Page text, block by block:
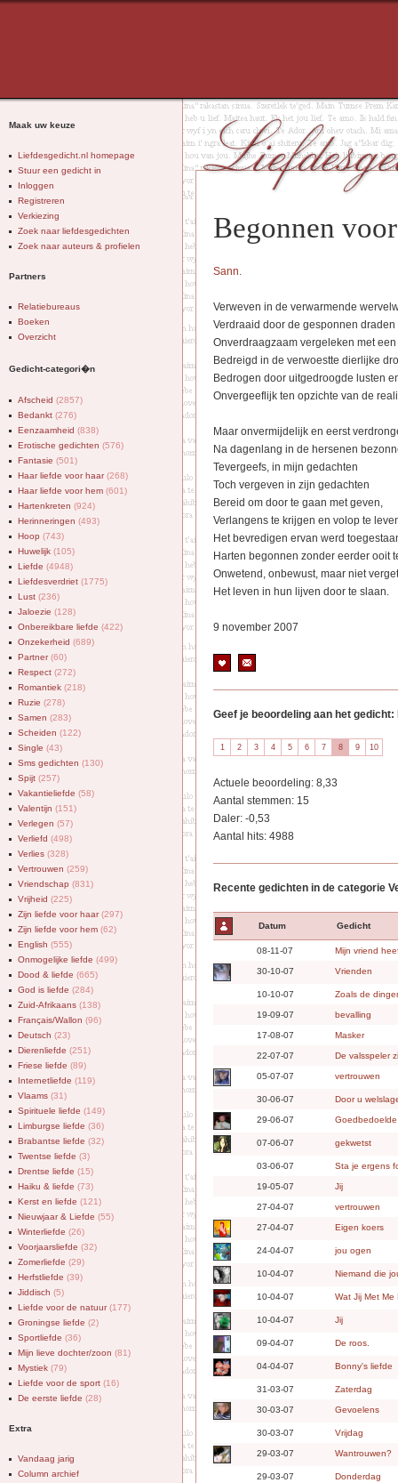
Begonnen
Sann.
Verweven in de verwarmende
Verdraaid door de gesponnen draden
Onverdraagzaam vergeleken met
Bedreigd in de verwoestte dierlijke
Bedrogen door uitgedroogde lusten
Onvergeeflijk ten opzichte van de
Maar onvermijdelijk en eerst
Na dagenlang in de hersenen
Tevergeefs, in mijn gedachten
Toch vergeven in zijn gedachten
Bereid om door te gaan met geven,
Verlangens te krijgen en volop te
Het bevredigen ervan werd
Harten begonnen zonder eerder ooit
Onwetend, onbewust, maar niet
Het leven in hun lijven door te slaan.
9 november 2007
Geef je beoordeling aan het
Actuele beoordeling: 8,33
Aantal stemmen: 15
Daler: -0,53
Aantal hits: 4988
Recente gedichten in de categorie
Datum Gedicht
08-11-07 Mijn vriend
30-10-07 Vrienden
10-10-07 Zoals de
19-09-07 bevalling
17-08-07 Masker
22-07-07 De valsspeler
05-07-07 vertrouwen
30-06-07 Door u
29-06-07
07-06-07 gekwetst
03-06-07 Sta je ergens
19-05-07 Jij
27-04-07 vertrouwen
27-04-07 Eigen koers
24-04-07 jou ogen
10-04-07 Niemand die
10-04-07 Wat Jij Met Me
10-04-07 Jij
09-04-07 De roos.
04-04-07 Bonny's liefde
31-03-07 Zaterdag
30-03-07 Gevoelens
30-03-07 Vrijdag
29-03-07 Wantrouwen?
29-03-07 Donderdag
Maak uw keuze
Liefdesgedicht.nl homepage
Stuur een gedicht in
Inloggen
Registreren
Verkiezing
Zoek naar liefdesgedichten
Zoek naar auteurs & profielen
Partners
Relatiebureaus
Boeken
Overzicht
Gedicht-categori�n
Afscheid (2857)
Bedankt (276)
Eenzaamheid (838)
Erotische gedichten (576)
Fantasie (501)
Haar liefde voor haar(268)
Haar liefde voor hem (601)
Hartenkreten (924)
Herinneringen (493)
Hoop (743)
Huwelijk (105)
Liefde (4948)
Liefdesverdriet (1775)
Lust (236)
Jaloezie (128)
Onbereikbare liefde (422)
Onzekerheid (689)
Partner(60)
Respect (272)
Romantiek (218)
Ruzie (278)
Samen (283)
Scheiden (122)
Single (43)
Sms gedichten (130)
Spijt (257)
Vakantieliefde (58)
Valentijn (151)
Verlegen (57)
Verliefd (498)
Verlies (328)
Vertrouwen (259)
Vriendschap (831)
Vrijheid (225)
Zijn liefde voor haar(297)
Zijn liefde voor hem (62)
English (555)
Onmogelijke liefde (499)
Dood & liefde (665)
God is liefde (284)
Zuid-Afrikaans (138)
Français/Wallon (96)
Deutsch (23)
Dierenliefde (251)
Friese liefde (89)
Internetliefde (119)
Vlaams (31)
Spirituele liefde (149)
Limburgse liefde (36)
Brabantse liefde (32)
Twentse liefde (3)
Drentse liefde (15)
Haiku & liefde (73)
Kerst en liefde (121)
Nieuwjaar & Liefde (55)
Winterliefde (26)
Voorjaarsliefde (32)
Zomerliefde (29)
Herfstliefde (39)
Jiddisch (5)
Liefde voor de natuur(177)
Groningse liefde (2)
Sportliefde (36)
Mijn lieve dochter/zoon (81)
Mystiek (79)
Liefde voor de sport (16)
De eerste liefde (28)
Extra
Vandaag jarig
Column archief